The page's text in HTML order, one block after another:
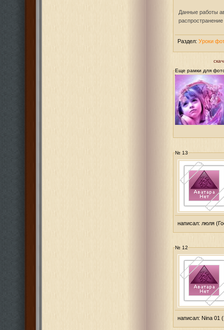
Данные работы
Раздел: Уроки
Еще рамки для
№ 13
написал: люля
№ 12
написал: Nina 01